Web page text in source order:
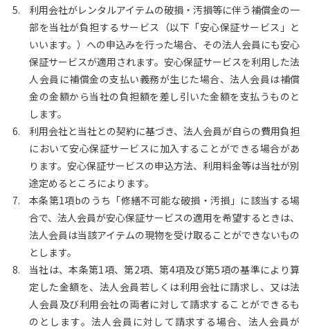
利用会社がレンタルアイテムの破損・汚損等に伴う補償金の一
部を当社が負担するサービス（以下「安心保証サービス」と
いいます。）への申込みを行った場合、その法人会員にも安心
保証サービスが適用されます。安心保証サービスを利用した法
人会員に補償金の支払い義務が生じた場合、法人会員は補償
金の金額から当社の負担額を差し引いた金額を支払うものと
します。
利用会社と当社との契約に基づき、法人会員が自らの費用負担
において安心保証サービスに加入することができる場合があ
ります。安心保証サービスの申込方法、利用料金等は当社が別
途定めるところによります。
本条第1項bのうち「修繕不可能な破損・汚損」に該当する場
合で、法人会員が安心保証サービスの適用を希望するときは、
法人会員は当該アイテムの現物を受け取ることができないもの
とします。
当社は、本条第1項、第2項、第4項及び第5項の基準により算
定した金額を、法人会員若しくは利用会社に請求し、又は法
人会員及び利用会社の両者に対して請求することができるも
のとします。法人会員に対して請求する場合、法人会員が